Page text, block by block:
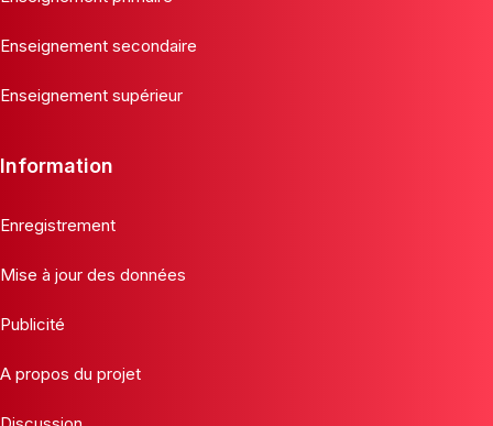
Enseignement secondaire
Enseignement supérieur
Information
Enregistrement
Mise à jour des données
Publicité
A propos du projet